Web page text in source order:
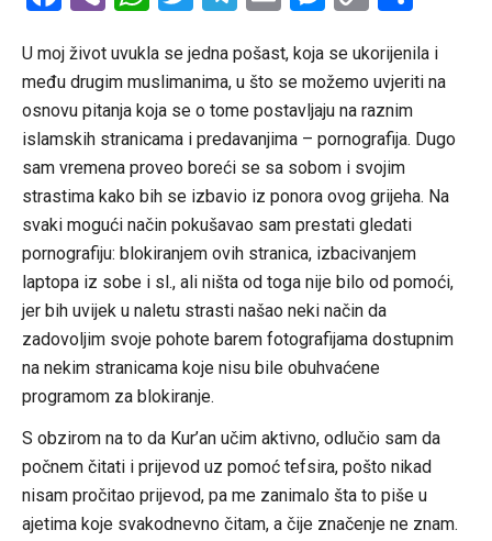
U moj život uvukla se jedna pošast, koja se ukorijenila i
među drugim muslimanima, u što se možemo uvjeriti na
osnovu pitanja koja se o tome postavljaju na raznim
islamskih stranicama i predavanjima – pornografija. Dugo
sam vremena proveo boreći se sa sobom i svojim
strastima kako bih se izbavio iz ponora ovog grijeha. Na
svaki mogući način pokušavao sam prestati gledati
pornografiju: blokiranjem ovih stranica, izbacivanjem
laptopa iz sobe i sl., ali ništa od toga nije bilo od pomoći,
jer bih uvijek u naletu strasti našao neki način da
zadovoljim svoje pohote barem fotografijama dostupnim
na nekim stranicama koje nisu bile obuhvaćene
programom za blokiranje.
S obzirom na to da Kur’an učim aktivno, odlučio sam da
počnem čitati i prijevod uz pomoć tefsira, pošto nikad
nisam pročitao prijevod, pa me zanimalo šta to piše u
ajetima koje svakodnevno čitam, a čije značenje ne znam.